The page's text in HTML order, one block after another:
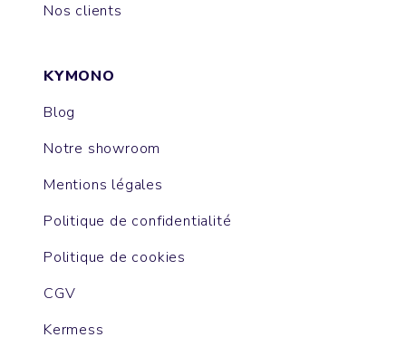
Nos clients
KYMONO
Blog
Notre showroom
Mentions légales
Politique de confidentialité
Politique de cookies
CGV
Kermess